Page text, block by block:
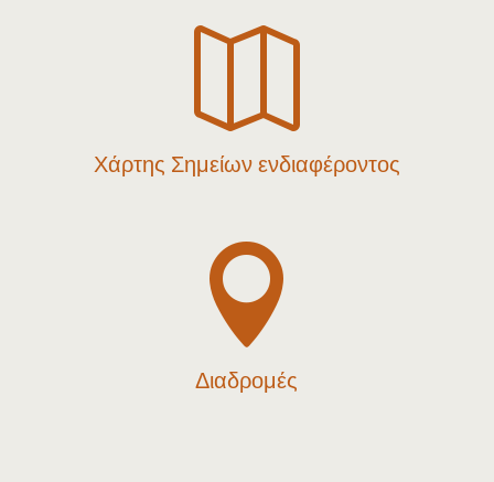

Χάρτης Σημείων ενδιαφέροντος

Διαδρομές